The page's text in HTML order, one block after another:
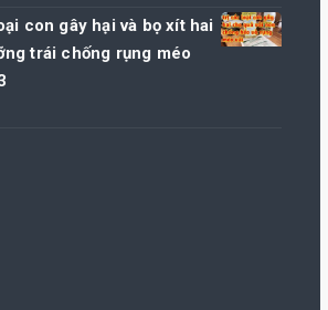
con gây hại và bọ xít hai
trái chống rụng méo